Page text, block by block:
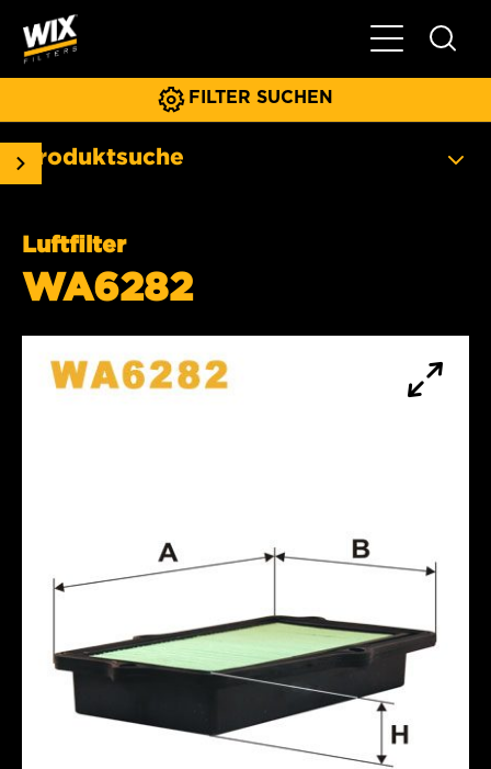
FILTER SUCHEN
Produktsuche
Luftfilter
WA6282